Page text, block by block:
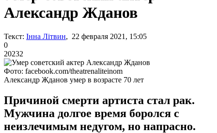
Александр Жданов
Текст: Інна Літвин, 22 февраля 2021, 15:05
0
20232
Фото: facebook.com/theatrenaliteinom
Александр Жданов умер в возрасте 70 лет
Причиной смерти артиста стал рак.
Мужчина долгое время боролся с
неизлечимым недугом, но напрасно.